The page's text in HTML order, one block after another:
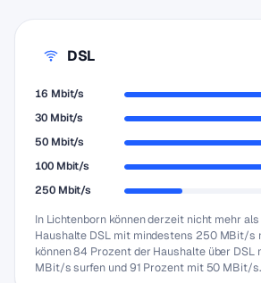
DSL
16 Mbit/s
30 Mbit/s
50 Mbit/s
100 Mbit/s
250 Mbit/s
In Lichtenborn können derzeit nicht mehr
Haushalte DSL mit mindestens 250 MBit/s
können 84 Prozent der Haushalte über
MBit/s surfen und 91 Prozent mit 50 MBit/s.